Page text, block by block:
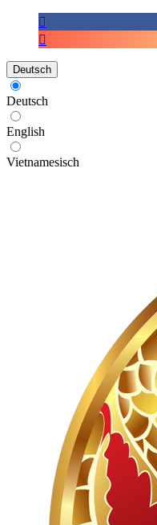
Deutsch
Deutsch
English
Vietnamesisch